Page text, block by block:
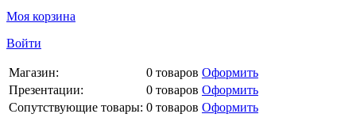
Моя корзина
Войти
Магазин: 0 товаров Оформить
Презентации:
0 товаров Оформить
Сопутствующие товары: 0 товаров Оформить